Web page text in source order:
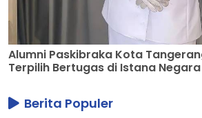
Alumni Paskibraka Kota
Terpilih Bertugas di Istana Negara
Berita Populer